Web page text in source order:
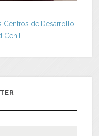
Centros de Desarrollo
Cenit.